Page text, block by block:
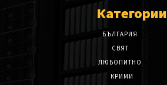
Категории
БЪЛГАРИЯ
СВЯТ
ЛЮБОПИТНО
КРИМИ